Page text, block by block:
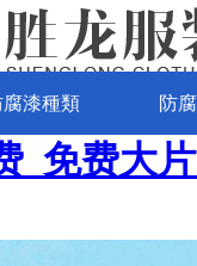
腐漆種類 防